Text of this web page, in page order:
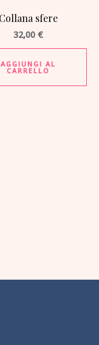
Collana sfere
32,00 €
AGGIUNGI AL
CARRELLO